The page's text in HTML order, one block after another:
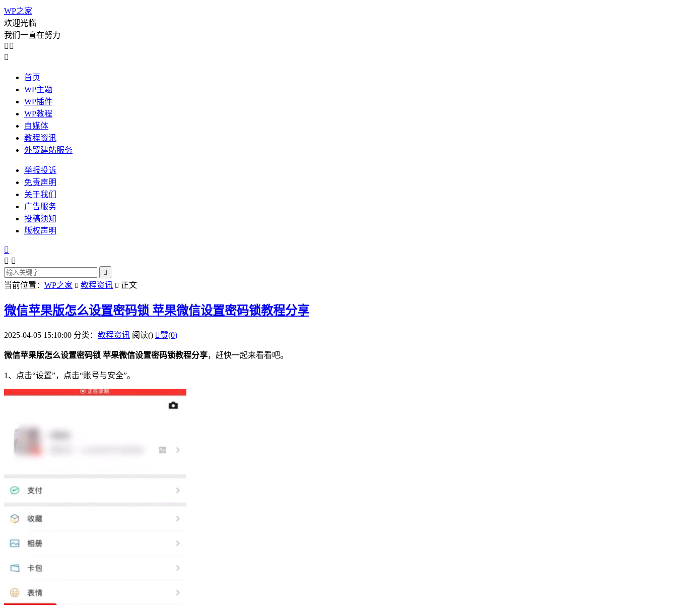
WP之家
欢迎光临
我们一直在努力
 

首页
WP主题
WP插件
WP教程
自媒体
教程资讯
外贸建站服务
举报投诉
免责声明
关于我们
广告服务
投稿须知
版权声明

 

当前位置： WP之家  教程资讯  正文
微信苹果版怎么设置密码锁 苹果微信设置密码锁教程分享
2025-04-05 15:10:00 分类： 教程资讯 阅读() 赞(0)
微信苹果版怎么设置密码锁 苹果微信设置密码锁教程分享，赶快一起来看看吧。
1、 点击“设置”，点击“账号与安全”。